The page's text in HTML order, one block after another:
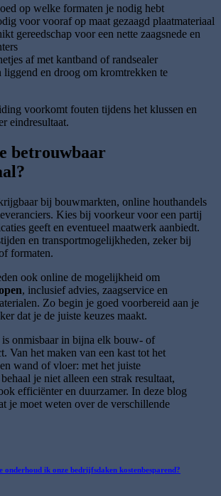
op welke formaten je nodig hebt
voor vooraf op maat gezaagd plaatmateriaal
gereedschap voor een nette zaagsnede en
af met kantband of randsealer
liggend en droog om kromtrekken te
voorkomt fouten tijdens het klussen en
eindresultaat.
betrouwbaar
bij bouwmarkten, online houthandels
Kies bij voorkeur voor een partij
geeft en eventueel maatwerk aanbiedt.
en transportmogelijkheden, zeker bij
formaten.
ook online de mogelijkheid om
, inclusief advies, zaagservice en
Zo begin je goed voorbereid aan je
dat je de juiste keuzes maakt.
is onmisbaar in bijna elk bouw- of
Van het maken van een kast tot het
wand of vloer: met het juiste
je niet alleen een strak resultaat,
efficiënter en duurzamer. In deze blog
je moet weten over de verschillende
onderhoud ik onze bedrijfsdaken kostenbesparend?